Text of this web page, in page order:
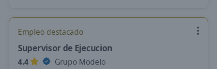
Empleo destacado
Supervisor de Ejecucion
4.4
Grupo ModeIo